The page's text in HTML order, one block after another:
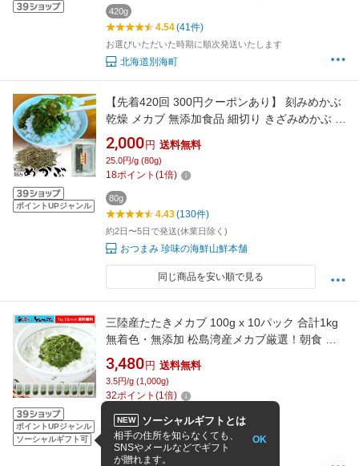
420g
4.54(41件)
お選びいただいた時期に順次発送いたします
北海道別海町
ポイントUPジャンル
【先着420回 300円クーポンあり】 刻みめかぶ
乾燥 メカブ 無添加食品 細切り きざみめかぶ わ
かめ ご飯のお供 ご飯のおとも 実用的 お祝い 誕
生日 ギフト プレゼント 贈り物 お礼 男性 女性
30代 40代 低カロリー 腸活 水溶性食物繊維 め
2,000 円 送料無料
25.0円/g (80g)
18ポイント (1倍)
80g
4.43(130件)
約2日〜5日で発送(休業日除く)
おつまみ 珍味の海鮮山鮮本舗
同じ商品を安い順で見る
ポイントUPジャンル
ソーシャルギフト可
三陸産たたきメカブ 100g x 10パック 合計1kg
無着色・無添加 松島湾産メカブ厳選！朝食 健
康食 ネバネバ 海藻 食物繊維 フコイダン
3,480 円 送料無料
3.5円/g (1,000g)
32ポイント (1倍)
1000g
4.86(22件)
10:00までの注文で 最短8/9(翌日)
NEW ソーシャルギフトとは
相手の住所を知らなくても、
SNSやメールなどでギフト
が贈れます。
OK